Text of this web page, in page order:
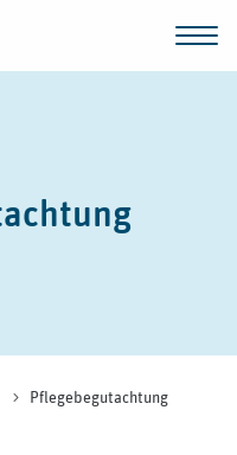
Pflegebegutachtung